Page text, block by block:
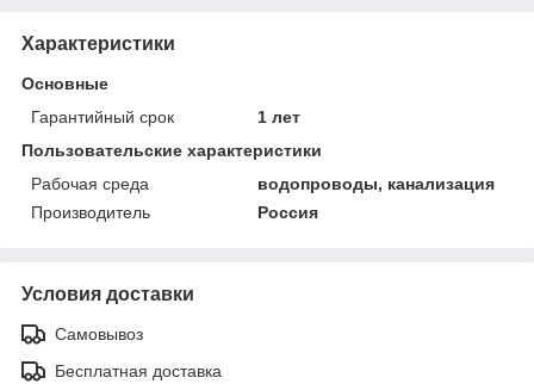
Характеристики
Основные
Гарантийный срок
1 лет
Пользовательские характеристики
Рабочая среда
водопроводы, канализация
Производитель
Россия
Условия доставки
Самовывоз
Бесплатная доставка